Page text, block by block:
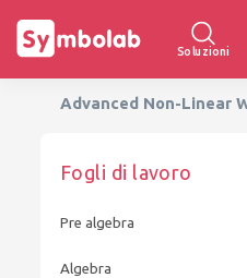
Soluzioni
Advanced Non-Linear
Fogli di lavoro
Pre algebra
Algebra